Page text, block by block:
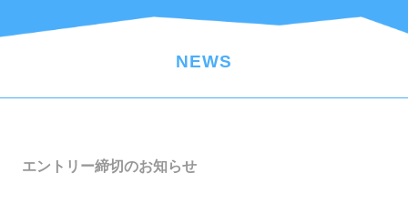
NEWS
エントリー締切のお知らせ